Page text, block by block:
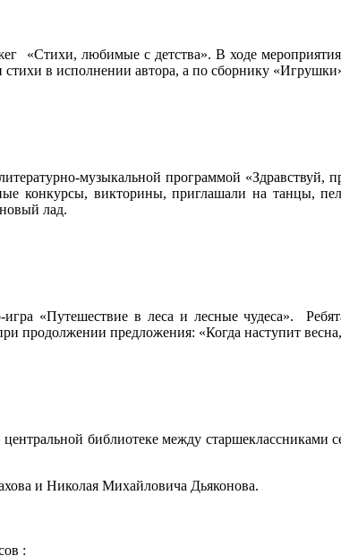
«Стихи, любимые с детства». В ходе
в исполнении автора, а по сборнику
музыкальной программой
конкурсы, викторины, приглашали на танцы,
лад.
«Путешествие в леса и лесные чудеса».
продолжении предложения: «Когда наступит
библиотеке между старшеклассниками
и Николая Михайловича Дьяконова.
: